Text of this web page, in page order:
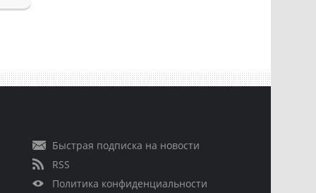
Быстрая подписка на новости
RSS
Политика конфиденциальности